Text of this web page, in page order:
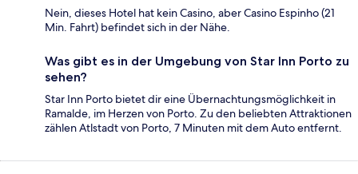
Nein, dieses Hotel hat kein Casino, aber Casino Espinho (21
Min. Fahrt) befindet sich in der Nähe.
Was gibt es in der Umgebung von Star Inn Porto zu
sehen?
Star Inn Porto bietet dir eine Übernachtungsmöglichkeit in
Ramalde, im Herzen von Porto. Zu den beliebten Attraktionen
zählen Atlstadt von Porto, 7 Minuten mit dem Auto entfernt.